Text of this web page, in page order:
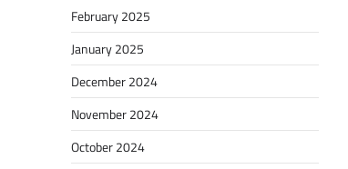
February 2025
January 2025
December 2024
November 2024
October 2024